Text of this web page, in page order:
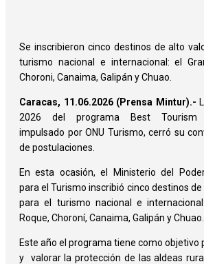
Se inscribieron cinco destinos de alto
turismo nacional e internacional: el
Choroni, Canaima, Galipán y Chuao.
Caracas, 11.06.2026 (Prensa Mintur).-
2026 del programa Best Tourism
impulsado por ONU Turismo, cerró su
de postulaciones.
En esta ocasión, el Ministerio del
para el Turismo inscribió cinco destinos
para el turismo nacional e
Roque, Choroní, Canaima, Galipán y Chuao. ‎ ‎
Este año el programa tiene como objetivo
y valorar la protección de las aldeas